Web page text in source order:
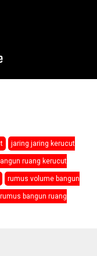
jaring jaring kerucut
ruang kerucut
rumus volume bangun
rumus bangun ruang